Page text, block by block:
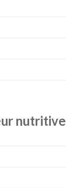
nutritive